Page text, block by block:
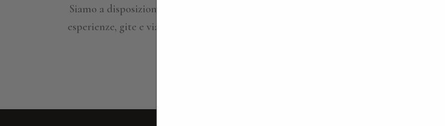
Siamo a disposizione per approfondire i dettagli di tutte le proposte presentate;
esperienze, gite e viaggi su misura, in base alle vostre esigenze e curiosità; troviamo